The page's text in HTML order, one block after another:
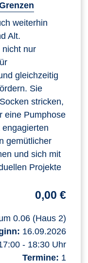
weiterhin
Alt.
nicht nur
gleichzeitig
Sie
stricken,
eine Pumphose
gemütlicher
und sich mit
Projekte
0,00 €
0.06 (Haus 2)
16.09.2026
- 18:30 Uhr
Termine: 1